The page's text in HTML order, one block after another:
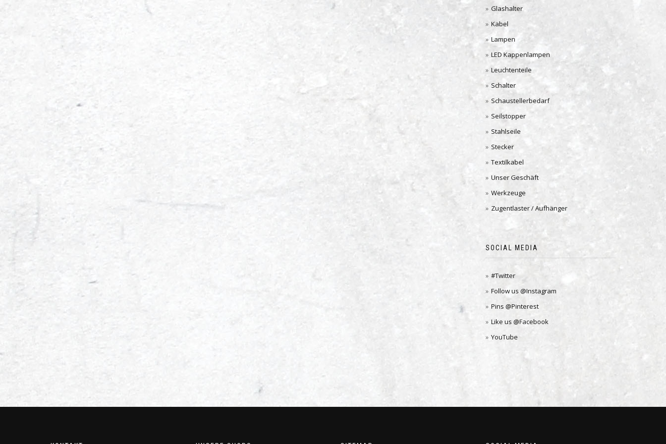
Glashalter
Kabel
Lampen
LED Kappenlampen
Leuchtenteile
Schalter
Schaustellerbedarf
Seilstopper
Stahlseile
Stecker
Textilkabel
Unser Geschäft
Werkzeuge
Zugentlaster / Aufhänger
SOCIAL MEDIA
#Twitter
Follow us @Instagram
Pins @Pinterest
Like us @Facebook
YouTube